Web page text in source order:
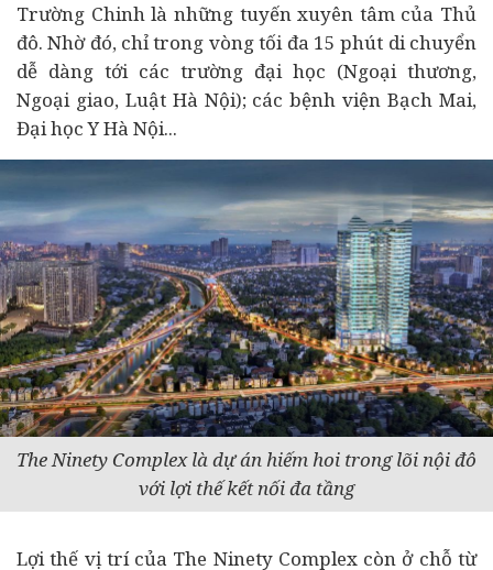
Trường Chinh là những tuyến xuyên tâm của Thủ
đô. Nhờ đó, chỉ trong vòng tối đa 15 phút di chuyển
dễ dàng tới các trường đại học (Ngoại thương,
Ngoại giao, Luật Hà Nội); các bệnh viện Bạch Mai,
Đại học Y Hà Nội...
The Ninety Complex là dự án hiếm hoi trong lõi nội đô
với lợi thế kết nối đa tầng
Lợi thế vị trí của The Ninety Complex còn ở chỗ từ